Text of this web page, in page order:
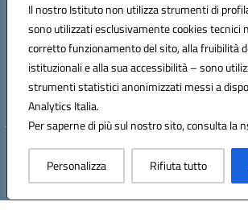
Il nostro Istituto non utilizza strumenti di
sono utilizzati esclusivamente cookies tecnici
corretto funzionamento del sito, alla fruibilità
istituzionali e alla sua accessibilità – sono
strumenti statistici anonimizzati messi a
Analytics Italia.
Per saperne di più sul nostro sito, consulta la
Personalizza Rifiuta tutto
Posta elettronica certificata (PEC):
Codice fiscale: 96012410799
Codice meccanografico:VVIC82200D
Codice Indice delle Pubbliche Amministrazioni
Codice unico di fatturazione (CUF): UFUKAE
Hosting & Powered by 3D
Concept & Design by